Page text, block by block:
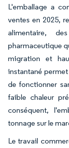
L'emballage a
ventes en 2025,
alimentaire,
pharmaceutique
migration et
instantané
de fonctionner
faible chaleur
conséquent,
tonnage sur le
Le travail